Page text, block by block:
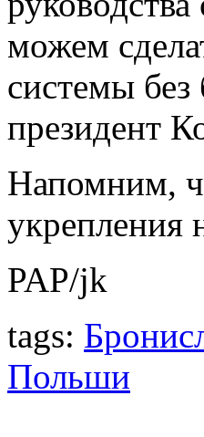
можем
системы
президент
Напомним,
укрепления
PAP/jk
tags:
Польши